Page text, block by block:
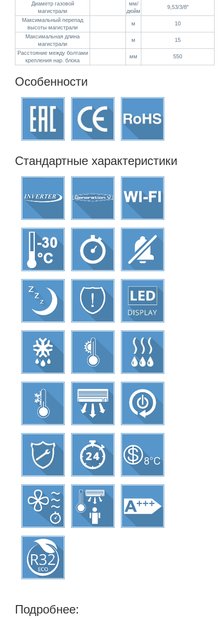
Диаметр газовой
магистрали
мм/
дюйм
9,53/3/8"
Максимальный перепад
высоты магистрали
м 10
Максимальная длина
магистрали
м 15
Расстояние между болтами
крепления нар. блока
мм 550
Особенности
Стандартные характеристики
Подробнее: